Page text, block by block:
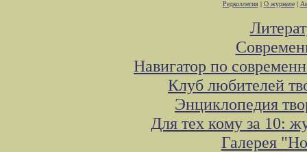
Редколлегия| О журнале|
Навигатор по
Клуб любителей
Энциклопедия
Для тех кому за 10:
Галерея